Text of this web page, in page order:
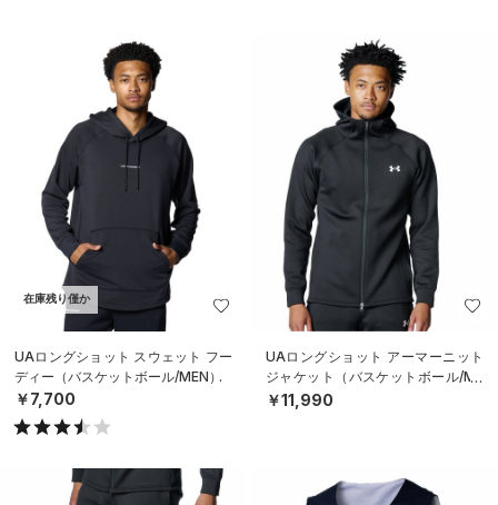
在庫残り僅か
UAロングショット スウェット フー
ディー（バスケットボール/MEN）
￥7,700
UAロングショット アーマーニット
ジャケット（バスケットボール/ME
N）
￥11,990